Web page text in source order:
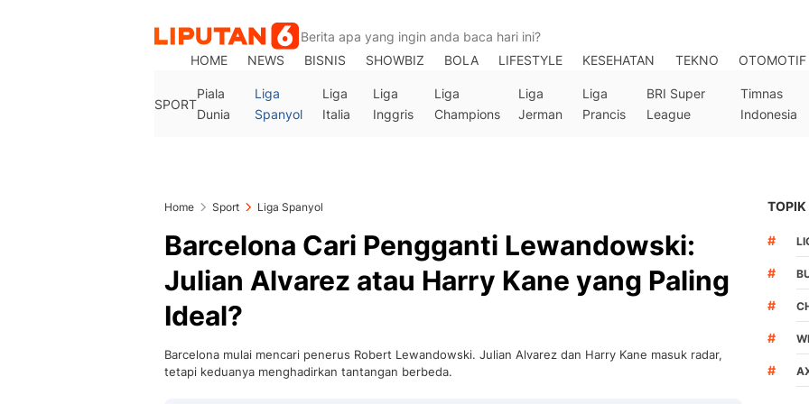
HOME
NEWS BISNIS SHOWBIZ BOLA LIFESTYLE KESEHATAN TEKNO OTOMOTIF
SPORT
Piala
Dunia
Liga
Spanyol
Liga
Italia
Liga
Inggris
Liga
Champions
Liga
Jerman
Liga
Prancis
BRI Super
League
Timnas
Indonesia
Home Sport Liga Spanyol
Barcelona Cari Pengganti Lewandowski:
Julian Alvarez atau Harry Kane yang Paling
Ideal?
Barcelona mulai mencari penerus Robert Lewandowski. Julian Alvarez dan Harry Kane masuk radar,
tetapi keduanya menghadirkan tantangan berbeda.
TOPIK
#
#
#
#
#